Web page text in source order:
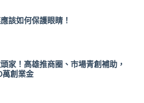
該如何保護眼睛！
家！高雄推商圈、市場青創補助，
創業金